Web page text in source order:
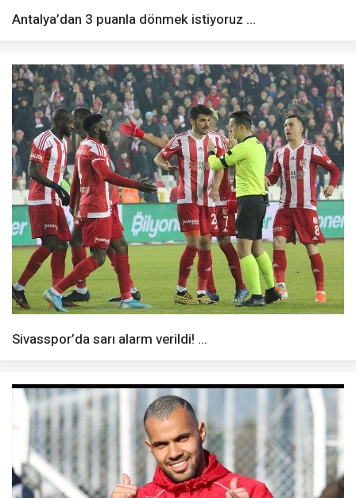
Antalya’dan 3 puanla dönmek istiyoruz ...
Sivasspor’da sarı alarm verildi! ...